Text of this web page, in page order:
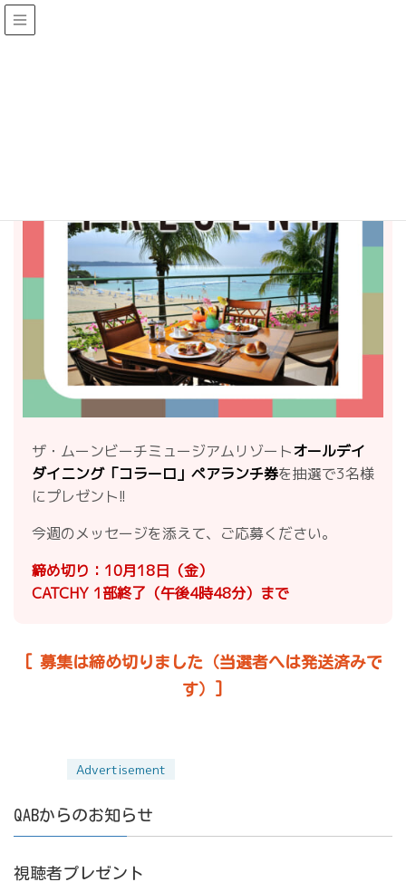
ザ・ムーンビーチミュージアムリゾートオールデイ
ダイニング「コラーロ」ペアランチ券を抽選で3名様
にプレゼント!!
今週のメッセージを添えて、ご応募ください。
締め切り：10月18日（金）
CATCHY 1部終了（午後4時48分）まで
[ 募集は締め切りました（当選者へは発送済みで
す）]
QABからのお知らせ
視聴者プレゼント